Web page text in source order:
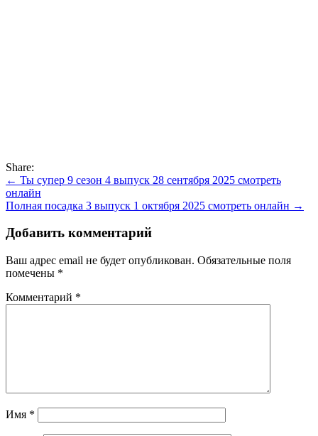
Share:
Навигация
по
← Ты супер 9 сезон 4 выпуск 28 сентября 2025 смотреть
онлайн
Полная посадка 3 выпуск 1 октября 2025 смотреть онлайн →
Добавить комментарий
Ваш адрес email не будет опубликован. Обязательные поля
помечены *
Комментарий *
Имя *